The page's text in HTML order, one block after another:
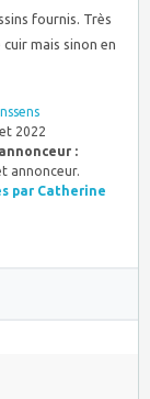
fournis. Très
mais sinon en
2022
:
annonceur.
par Catherine